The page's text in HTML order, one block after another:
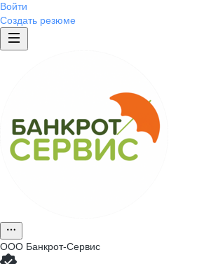
Войти
Создать резюме
ООО Банкрот-Сервис